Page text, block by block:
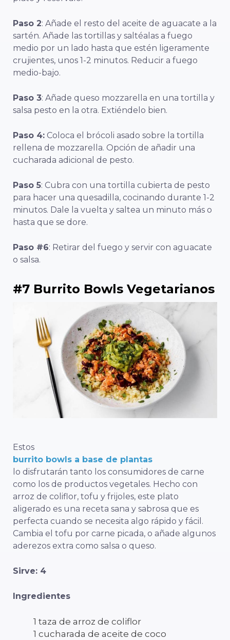
Paso 2: Añade el resto del aceite de aguacate a la
sartén. Añade las tortillas y saltéalas a fuego
medio por un lado hasta que estén ligeramente
crujientes, unos 1-2 minutos. Reducir a fuego
medio-bajo.
Paso 3: Añade queso mozzarella en una tortilla y
salsa pesto en la otra. Extiéndelo bien.
Paso 4: Coloca el brócoli asado sobre la tortilla
rellena de mozzarella. Opción de añadir una
cucharada adicional de pesto.
Paso 5: Cubra con una tortilla cubierta de pesto
para hacer una quesadilla, cocinando durante 1-2
minutos. Dale la vuelta y saltea un minuto más o
hasta que se dore.
Paso #6: Retirar del fuego y servir con aguacate
o salsa.
#7 Burrito Bowls Vegetarianos
Estos
burrito bowls a base de plantas
lo disfrutarán tanto los consumidores de carne
como los de productos vegetales. Hecho con
arroz de coliflor, tofu y frijoles, este plato
aligerado es una receta sana y sabrosa que es
perfecta cuando se necesita algo rápido y fácil.
Cambia el tofu por carne picada, o añade algunos
aderezos extra como salsa o queso.
Sirve: 4
Ingredientes
1 taza de arroz de coliflor
1 cucharada de aceite de coco